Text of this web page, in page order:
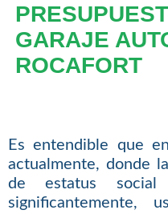
GARAJE
ROCAFORT
Es entendible que
actualmente, donde
de estatus social
significantemente,